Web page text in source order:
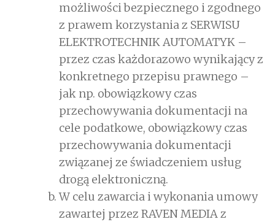
możliwości bezpiecznego i zgodnego
z prawem korzystania z SERWISU
ELEKTROTECHNIK AUTOMATYK –
przez czas każdorazowo wynikający z
konkretnego przepisu prawnego –
jak np. obowiązkowy czas
przechowywania dokumentacji na
cele podatkowe, obowiązkowy czas
przechowywania dokumentacji
związanej ze świadczeniem usług
drogą elektroniczną.
W celu zawarcia i wykonania umowy
zawartej przez RAVEN MEDIA z